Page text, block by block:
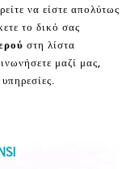
να είστε απολύτως
το δικό σας
στη λίστα
μαζί μας,